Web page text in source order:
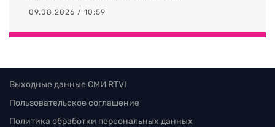
09.08.2026 / 10:59
Выходные данные СМИ RTVI
Пользовательское соглашение
Политика обработки персональных данных